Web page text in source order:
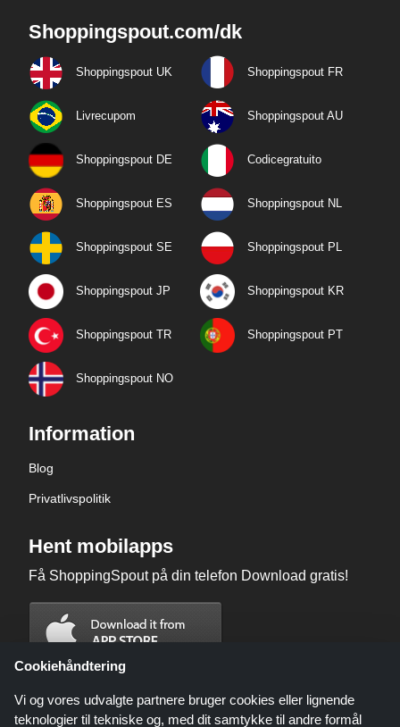
Shoppingspout.com/dk
Shoppingspout UK Shoppingspout FR
Livrecupom Shoppingspout AU
Shoppingspout DE Codicegratuito
Shoppingspout ES Shoppingspout NL
Shoppingspout SE Shoppingspout PL
Shoppingspout JP Shoppingspout KR
Shoppingspout TR Shoppingspout PT
Shoppingspout NO
Information
Blog
Privatlivspolitik
Hent mobilapps
Få ShoppingSpout på din telefon Download gratis!
Cookiehåndtering
Vi og vores udvalgte partnere bruger cookies eller lignende
teknologier til tekniske og, med dit samtykke til andre formål